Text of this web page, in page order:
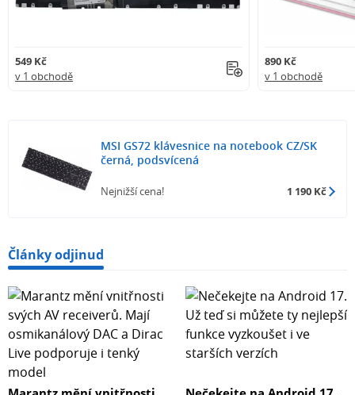
549 Kč
v 1 obchodě
890 Kč
v 1 obchodě
MSI GS72 klávesnice na notebook CZ/SK
černá, podsvícená
Nejnižší cena! 1 190 Kč
Články odjinud